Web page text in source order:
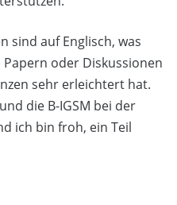
sind auf Englisch, was
oder Diskussionen
sehr erleichtert hat.
die B-IGSM bei der
ich bin froh, ein Teil